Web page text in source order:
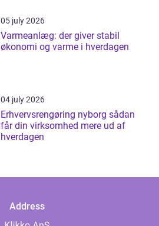
05 july 2026
Varmeanlæg: der giver stabil
økonomi og varme i hverdagen
04 july 2026
Erhvervsrengøring nyborg sådan
får din virksomhed mere ud af
hverdagen
Address